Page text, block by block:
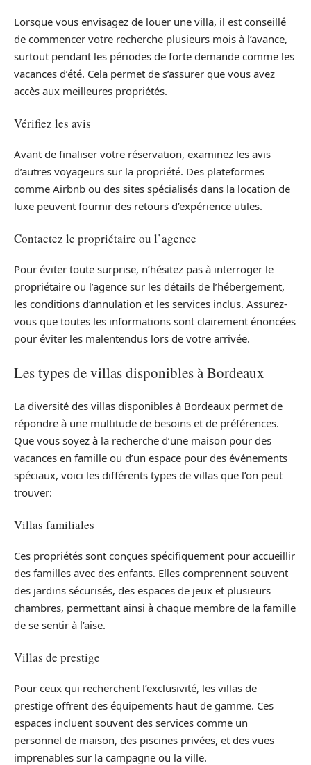
Lorsque vous envisagez de louer une villa, il est conseillé
de commencer votre recherche plusieurs mois à l’avance,
surtout pendant les périodes de forte demande comme les
vacances d’été. Cela permet de s’assurer que vous avez
accès aux meilleures propriétés.
Vérifiez les avis
Avant de finaliser votre réservation, examinez les avis
d’autres voyageurs sur la propriété. Des plateformes
comme Airbnb ou des sites spécialisés dans la location de
luxe peuvent fournir des retours d’expérience utiles.
Contactez le propriétaire ou l’agence
Pour éviter toute surprise, n’hésitez pas à interroger le
propriétaire ou l’agence sur les détails de l’hébergement,
les conditions d’annulation et les services inclus. Assurez-
vous que toutes les informations sont clairement énoncées
pour éviter les malentendus lors de votre arrivée.
Les types de villas disponibles à Bordeaux
La diversité des villas disponibles à Bordeaux permet de
répondre à une multitude de besoins et de préférences.
Que vous soyez à la recherche d’une maison pour des
vacances en famille ou d’un espace pour des événements
spéciaux, voici les différents types de villas que l’on peut
trouver:
Villas familiales
Ces propriétés sont conçues spécifiquement pour accueillir
des familles avec des enfants. Elles comprennent souvent
des jardins sécurisés, des espaces de jeux et plusieurs
chambres, permettant ainsi à chaque membre de la famille
de se sentir à l’aise.
Villas de prestige
Pour ceux qui recherchent l’exclusivité, les villas de
prestige offrent des équipements haut de gamme. Ces
espaces incluent souvent des services comme un
personnel de maison, des piscines privées, et des vues
imprenables sur la campagne ou la ville.